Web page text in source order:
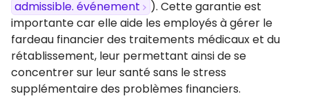
admissible. événement
). Cette garantie est
importante car elle aide les employés à gérer le
fardeau financier des traitements médicaux et du
rétablissement, leur permettant ainsi de se
concentrer sur leur santé sans le stress
supplémentaire des problèmes financiers.